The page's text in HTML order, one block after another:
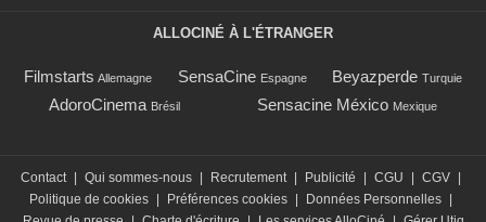
ALLOCINÉ À L'ÉTRANGER
Filmstarts Allemagne SensaCine Espagne Beyazperde Turquie
AdoroCinema Brésil Sensacine México Mexique
Contact | Qui sommes-nous | Recrutement | Publicité | CGU | CGV |
Politique de cookies | Préférences cookies | Données Personnelles |